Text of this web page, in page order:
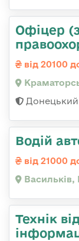
Офіцер
від 20100
Донецький
Водій
від 21000
Васильків,
Технік